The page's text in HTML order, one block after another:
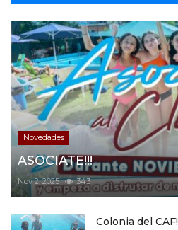
Novedades
ASOCIATE!!!
Nov 2, 2025 343
Colonia del CAF!